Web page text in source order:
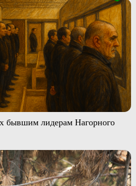
бывшим лидерам Нагорного